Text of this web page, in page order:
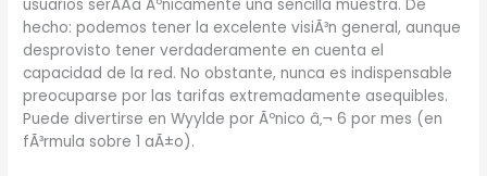
usuarios serÃ­Â­a Ãºnicamente una sencilla muestra. De
hecho: podemos tener la excelente visiÃ³n general, aunque
desprovisto tener verdaderamente en cuenta el
capacidad de la red. No obstante, nunca es indispensable
preocuparse por las tarifas extremadamente asequibles.
Puede divertirse en Wyylde por Ãºnico â‚¬ 6 por mes (en
fÃ³rmula sobre 1 aÃ±o).